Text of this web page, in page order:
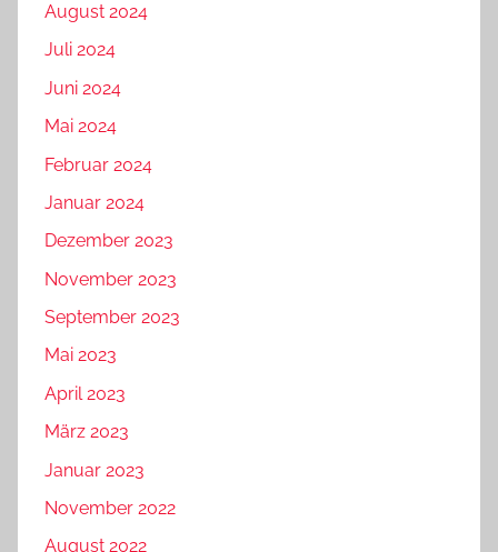
August 2024
Juli 2024
Juni 2024
Mai 2024
Februar 2024
Januar 2024
Dezember 2023
November 2023
September 2023
Mai 2023
April 2023
März 2023
Januar 2023
November 2022
August 2022